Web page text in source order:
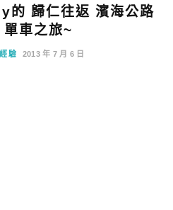
歸仁往返 濱海公路
車之旅~
驗 2013 年 7 月 6 日